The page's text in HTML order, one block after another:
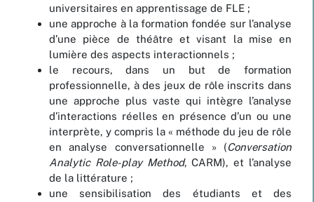
universitaires en apprentissage de FLE ;
une approche à la formation fondée sur l’analyse
d’une pièce de théâtre et visant la mise en
lumière des aspects interactionnels ;
le recours, dans un but de formation
professionnelle, à des jeux de rôle inscrits dans
une approche plus vaste qui intègre l’analyse
d’interactions réelles en présence d’un ou une
interprète, y compris la « méthode du jeu de rôle
en analyse conversationnelle » (Conversation
Analytic Role-play Method, CARM), et l’analyse
de la littérature ;
une sensibilisation des étudiants et des